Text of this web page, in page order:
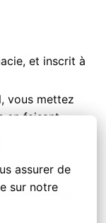
assurer de
sur notre
et inscrit à
vous mettez
en faisant
et aimant
avec l’outil